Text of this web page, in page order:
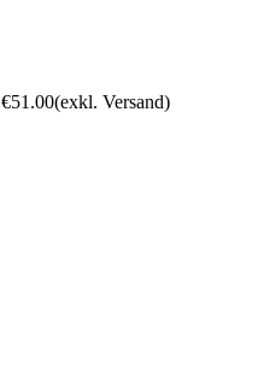
€51.00(exkl. Versand)